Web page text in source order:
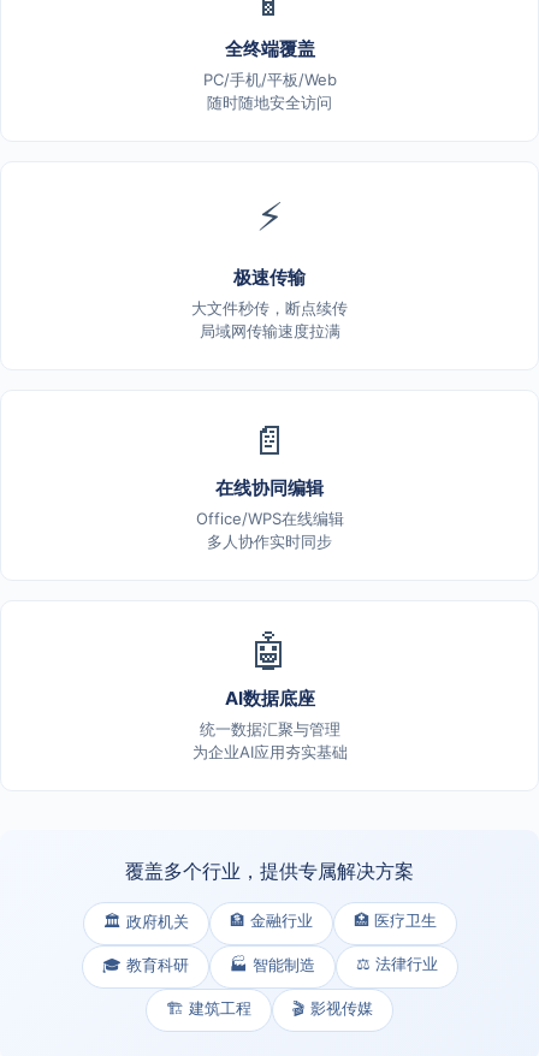
全终端覆盖
PC/手机/平板/Web
随时随地安全访问
⚡
极速传输
大文件秒传，断点续传
局域网传输速度拉满
📄
在线协同编辑
Office/WPS在线编辑
多人协作实时同步
🤖
AI数据底座
统一数据汇聚与管理
为企业AI应用夯实基础
覆盖多个行业，提供专属解决方案
🏛️ 政府机关 🏦 金融行业 🏥 医疗卫生
🎓 教育科研 🏭 智能制造 ⚖️ 法律行业
🏗️ 建筑工程 🎬 影视传媒